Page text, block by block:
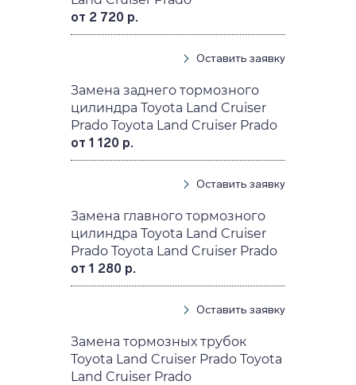
от 2 720 р.
Оставить заявку
Замена заднего тормозного
цилиндра Toyota Land Cruiser
Prado Toyota Land Cruiser Prado
от 1 120 р.
Оставить заявку
Замена главного тормозного
цилиндра Toyota Land Cruiser
Prado Toyota Land Cruiser Prado
от 1 280 р.
Оставить заявку
Замена тормозных трубок
Toyota Land Cruiser Prado Toyota
Land Cruiser Prado